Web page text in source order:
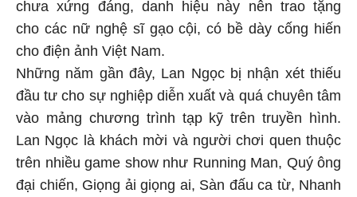
chưa xứng đáng, danh hiệu này nên trao tặng
cho các nữ nghệ sĩ gạo cội, có bề dày cống hiến
cho điện ảnh Việt Nam.
Những năm gần đây, Lan Ngọc bị nhận xét thiếu
đầu tư cho sự nghiệp diễn xuất và quá chuyên tâm
vào mảng chương trình tạp kỹ trên truyền hình.
Lan Ngọc là khách mời và người chơi quen thuộc
trên nhiều game show như Running Man, Quý ông
đại chiến, Giọng ải giọng ai, Sàn đấu ca từ, Nhanh